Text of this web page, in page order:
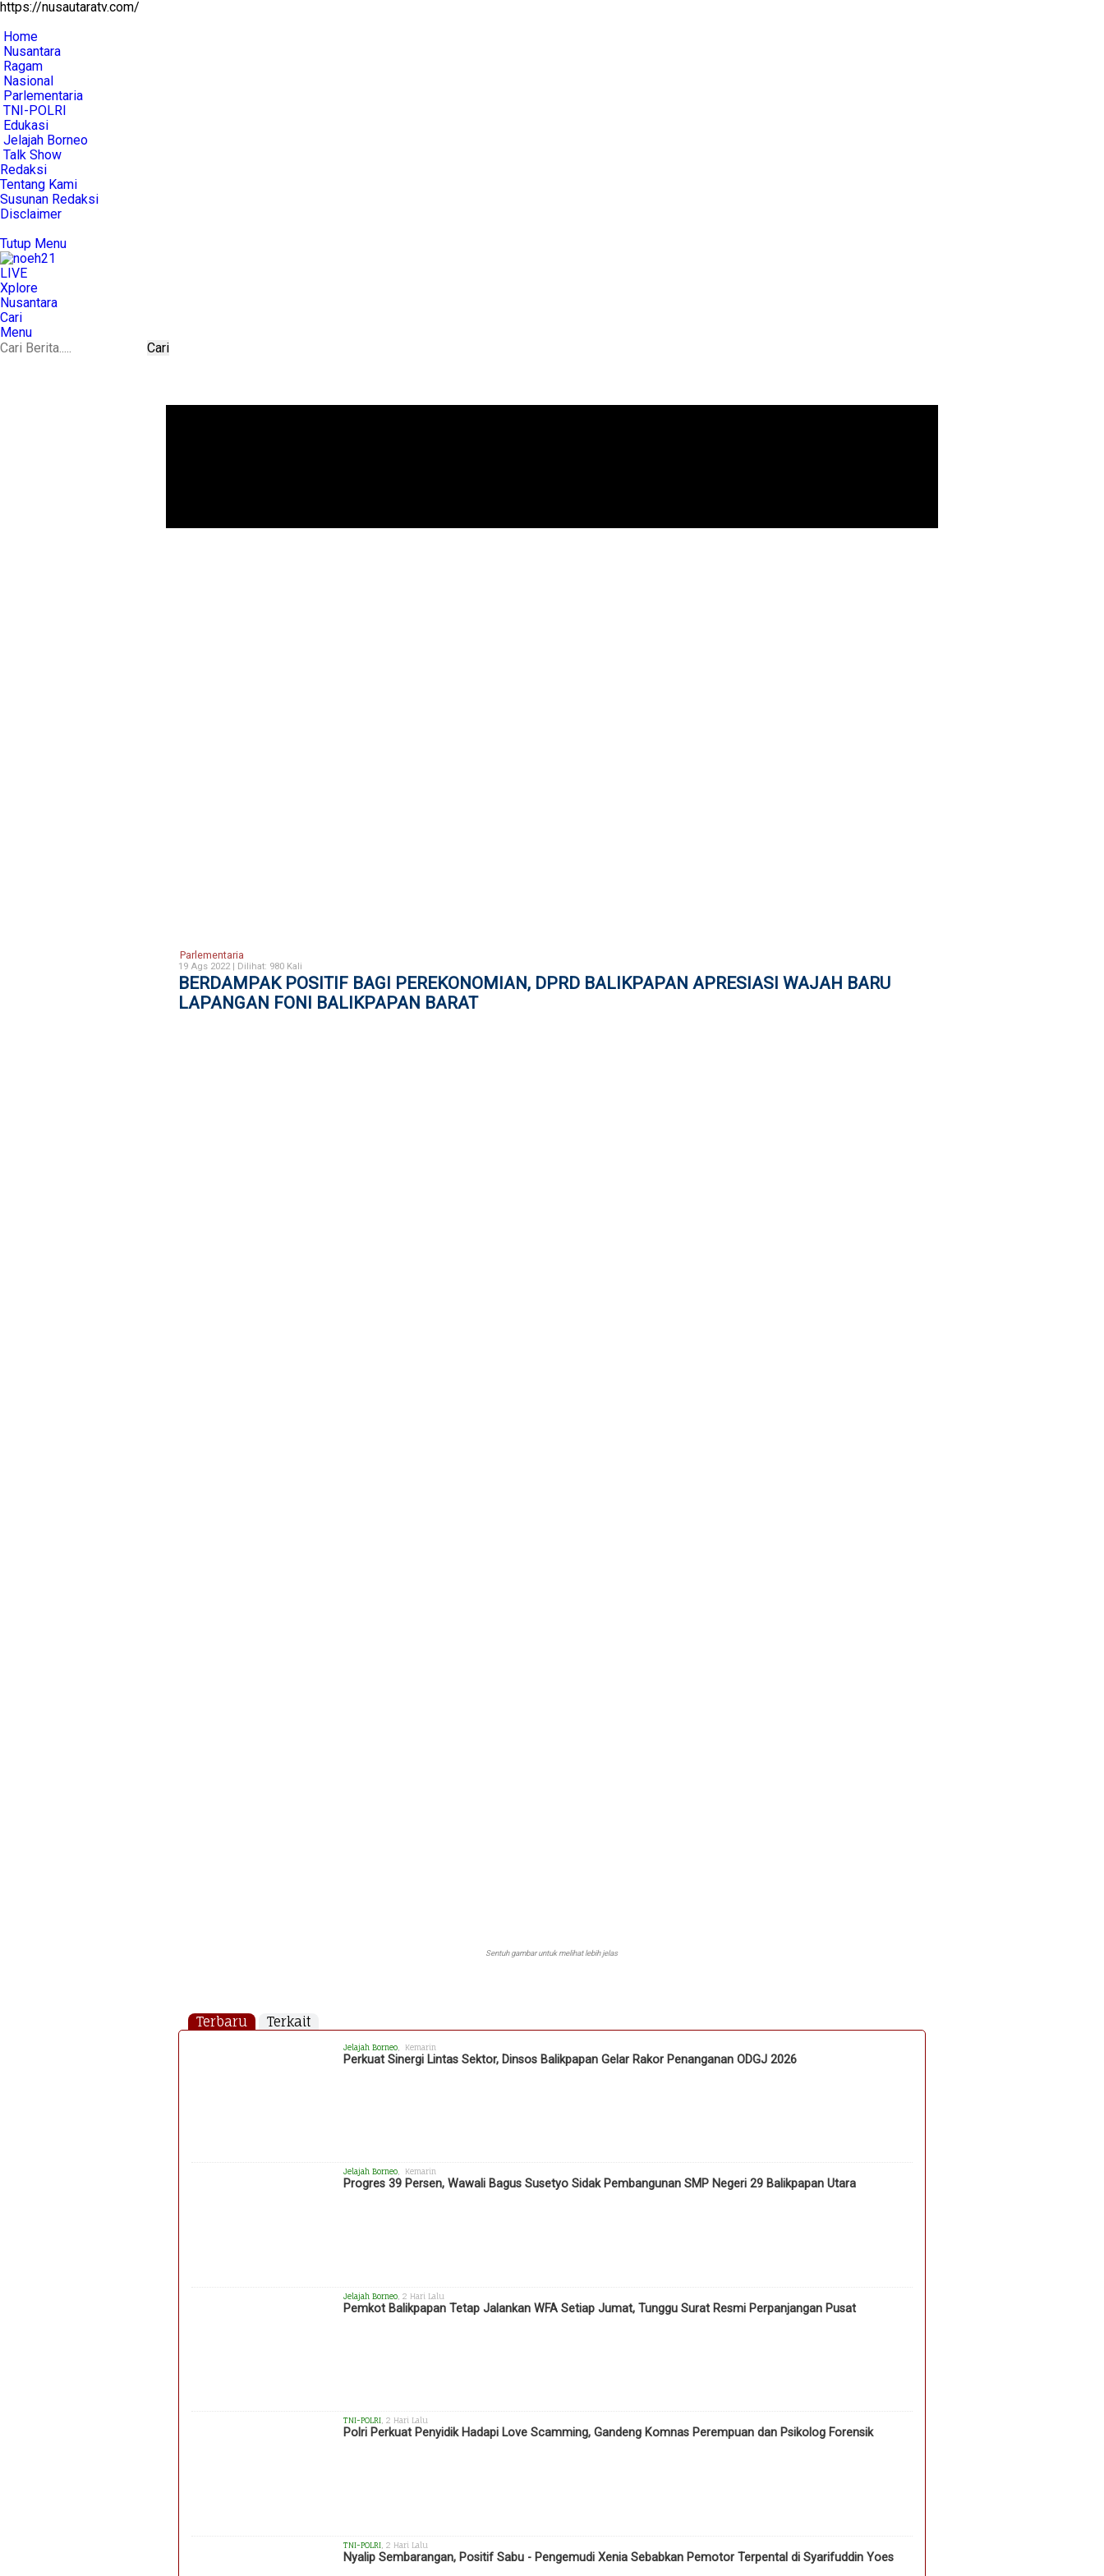
https://nusautaratv.com/
Home
Nusantara
Ragam
Nasional
Parlementaria
TNI-POLRI
Edukasi
Jelajah Borneo
Talk Show
Redaksi
Tentang Kami
Susunan Redaksi
Disclaimer
Tutup Menu
LIVE
Xplore
Nusantara
Cari
Menu
Cari
Parlementaria
19 Ags 2022 | Dilihat: 980 Kali
BERDAMPAK POSITIF BAGI PEREKONOMIAN, DPRD BALIKPAPAN APRESIASI WAJAH BARU
LAPANGAN FONI BALIKPAPAN BARAT
Sentuh gambar untuk melihat lebih jelas
Terbaru Terkait
Jelajah Borneo , Kemarin
Perkuat Sinergi Lintas Sektor, Dinsos Balikpapan Gelar Rakor Penanganan ODGJ 2026
Jelajah Borneo , Kemarin
Progres 39 Persen, Wawali Bagus Susetyo Sidak Pembangunan SMP Negeri 29 Balikpapan Utara
Jelajah Borneo , 2 Hari Lalu
Pemkot Balikpapan Tetap Jalankan WFA Setiap Jumat, Tunggu Surat Resmi Perpanjangan Pusat
TNI-POLRI, 2 Hari Lalu
Polri Perkuat Penyidik Hadapi Love Scamming, Gandeng Komnas Perempuan dan Psikolog Forensik
TNI-POLRI , 2 Hari Lalu
Nyalip Sembarangan, Positif Sabu - Pengemudi Xenia Sebabkan Pemotor Terpental di Syarifuddin Yoes